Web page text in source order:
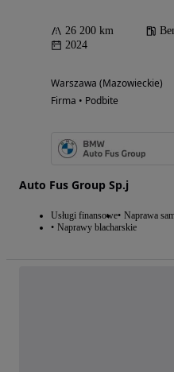
26 200 km
2024
Warszawa (Mazowieckie)
Firma • Podbite
Auto Fus Group Sp.j
Usługi finansowe Naprawa
Naprawy blacharskie